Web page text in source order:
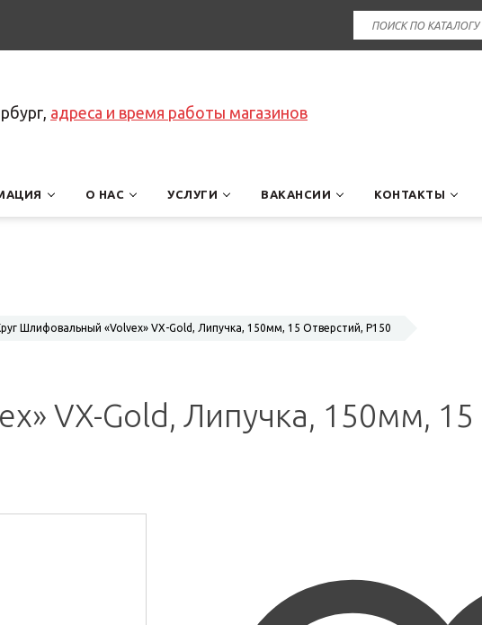
адреса и время работы магазинов
О НАС УСЛУГИ ВАКАНСИИ КОНТАКТЫ
Шлифовальный «Volvex» VX-Gold, Липучка, 150мм, 15 Отверстий, P150
VX-Gold, Липучка, 150мм,